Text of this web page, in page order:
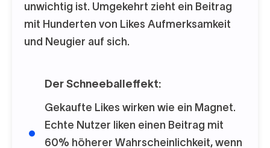
unwichtig ist. Umgekehrt zieht ein Beitrag
mit Hunderten von Likes Aufmerksamkeit
und Neugier auf sich.
Der Schneeballeffekt:
Gekaufte Likes wirken wie ein Magnet.
Echte Nutzer liken einen Beitrag mit
60% höherer Wahrscheinlichkeit, wenn